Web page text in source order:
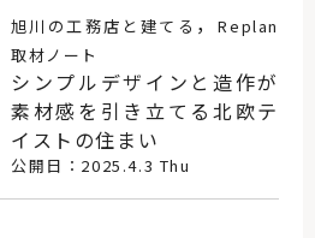
旭川の工務店と建てる ，Replan
取材ノート
シンプルデザインと造作が
素材感を引き立てる北欧テ
イストの住まい
公開日：2025.4.3 Thu